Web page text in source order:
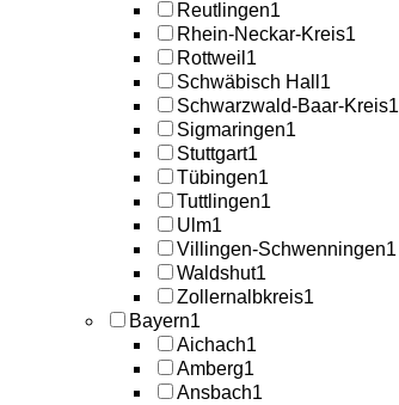
Reutlingen1
Rhein-Neckar-Kreis1
Rottweil 1
Schwäbisch Hall 1
Schwarzwald-Baar-Kreis1
Sigmaringen1
Stuttgart1
Tübingen1
Tuttlingen1
Ulm1
Villingen-Schwenningen1
Waldshut1
Zollernalbkreis1
Bayern1
Aichach1
Amberg1
Ansbach1